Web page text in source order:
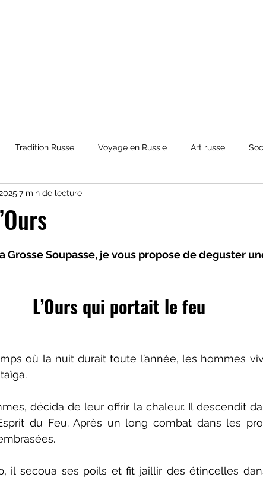
Tradition Russe Voyage en Russie Art russe
Mythologies Histoire de la Russie
7 min de lecture
5.
Grosse Soupasse, je vous propose de deguster
L’Ours qui portait le feu
où la nuit durait toute l’année, les hommes
décida de leur offrir la chaleur. Il descendit
du Feu. Après un long combat dans les
il secoua ses poils et fit jaillir des étincelles